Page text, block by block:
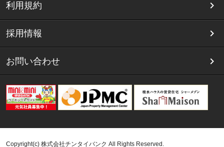
利用規約
採用情報
お問い合わせ
Copyright(c) 株式会社チンタイバンク All Rights Reserved.